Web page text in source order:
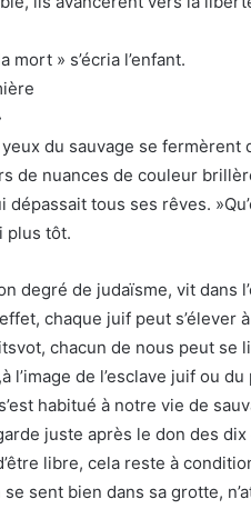
mort » s’écria l’enfant.
du sauvage se fermèrent
de nuances de couleur
tous ses rêves.
plus tôt.
degré de judaïsme, vit dans
chaque juif peut s’élever
chacun de nous peut se
de l’esclave juif ou
habitué à notre vie de
juste après le don des dix
libre, cela reste à
sent bien dans sa grotte,